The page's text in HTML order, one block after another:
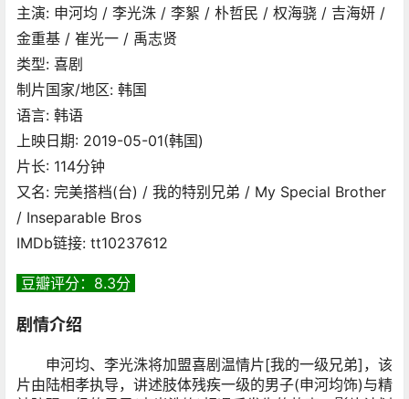
主演: 申河均 / 李光洙 / 李絮 / 朴哲民 / 权海骁 / 吉海妍 /
金重基 / 崔光一 / 禹志贤
类型: 喜剧
制片国家/地区: 韩国
语言: 韩语
上映日期: 2019-05-01(韩国)
片长: 114分钟
又名: 完美搭档(台) / 我的特别兄弟 / My Special Brother
/ Inseparable Bros
IMDb链接: tt10237612
豆瓣评分：8.3分
剧情介绍
申河均、李光洙将加盟喜剧温情片[我的一级兄弟]，该
片由陆相孝执导，讲述肢体残疾一级的男子(申河均饰)与精